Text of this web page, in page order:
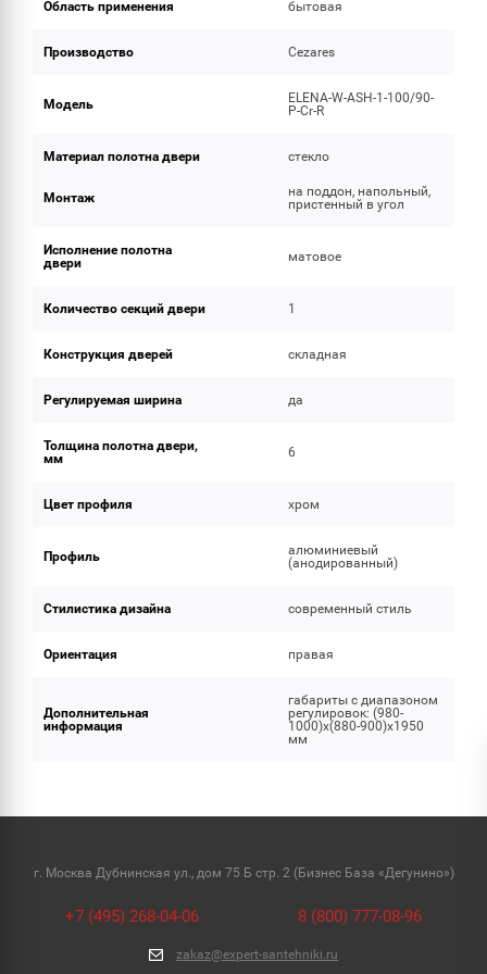
Область применения бытовая
Производство Cezares
Модель
ELENA-W-ASH-1-100/90-
P-Cr-R
Материал полотна двери стекло
Монтаж
на поддон, напольный,
пристенный в угол
Исполнение полотна
двери
матовое
Количество секций двери 1
Конструкция дверей складная
Регулируемая ширина да
Толщина полотна двери,
мм
6
Цвет профиля хром
Профиль
алюминиевый
(анодированный)
Стилистика дизайна современный стиль
Ориентация правая
Дополнительная
информация
габариты с диапазоном
регулировок: (980-
1000)x(880-900)x1950
мм
г. Москва Дубнинская ул., дом 75 Б стр. 2 (Бизнес База «Дегунино»)
+7 (495) 268-04-06 8 (800) 777-08-96
zakaz@expert-santehniki.ru